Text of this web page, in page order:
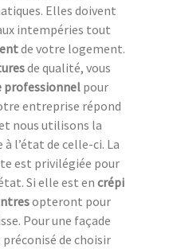
Elles doivent
intempéries tout
de votre logement.
de qualité, vous
professionnel pour
entreprise répond
nous utilisons la
à l’état de celle-ci. La
est privilégiée pour
Si elle est en crépi
opteront pour
Pour une façade
de choisir